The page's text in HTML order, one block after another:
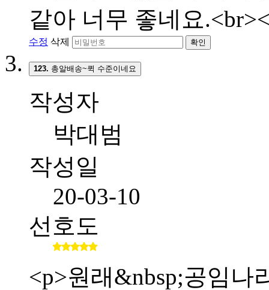
같아 너무 좋네요
수정 삭제 확인
123. 총알배송~퀵 수준이네요
작성자
박대범
작성일
20-03-10
선호도
<p>원래&nbsp;공임나